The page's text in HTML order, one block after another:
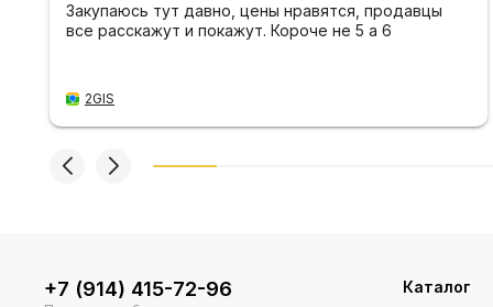
Закупаюсь тут давно, цены нравятся, продавцы
все расскажут и покажут. Короче не 5 а 6
2GIS
+7 (914) 415-72-96
Каталог